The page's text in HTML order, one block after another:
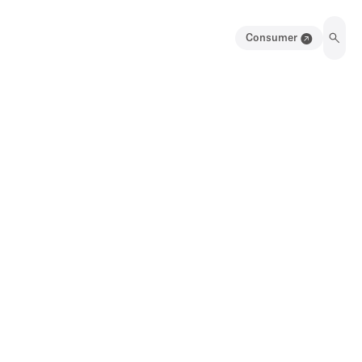
Consumer